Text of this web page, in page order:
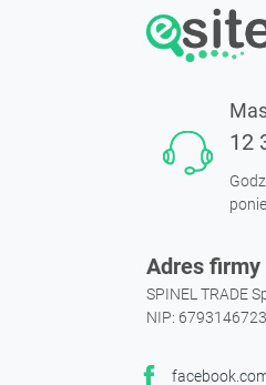
12
Adres firmy
SPINEL TRADE
NIP: